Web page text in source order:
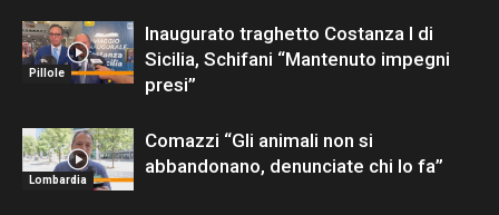
Pillole
Inaugurato traghetto Costanza I di
Sicilia, Schifani “Mantenuto impegni
presi”
Lombardia
Comazzi “Gli animali non si
abbandonano, denunciate chi lo fa”